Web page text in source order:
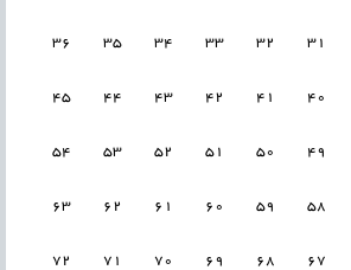
31
32
33
34
35
36
40
41
42
43
44
45
49
50
51
52
53
54
58
59
60
61
62
63
67
68
69
70
71
72